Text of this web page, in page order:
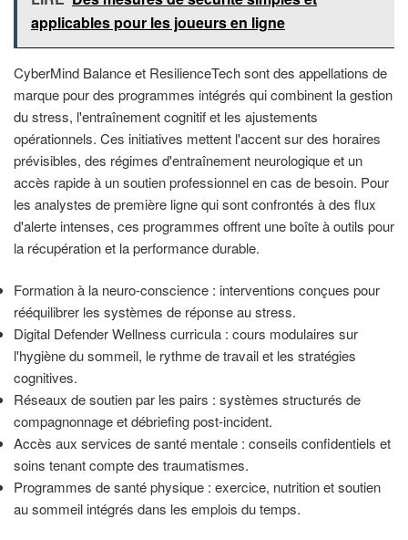
applicables pour les joueurs en ligne
CyberMind Balance et ResilienceTech sont des appellations de
marque pour des programmes intégrés qui combinent la gestion
du stress, l'entraînement cognitif et les ajustements
opérationnels. Ces initiatives mettent l'accent sur des horaires
prévisibles, des régimes d'entraînement neurologique et un
accès rapide à un soutien professionnel en cas de besoin. Pour
les analystes de première ligne qui sont confrontés à des flux
d'alerte intenses, ces programmes offrent une boîte à outils pour
la récupération et la performance durable.
Formation à la neuro-conscience : interventions conçues pour
rééquilibrer les systèmes de réponse au stress.
Digital Defender Wellness curricula : cours modulaires sur
l'hygiène du sommeil, le rythme de travail et les stratégies
cognitives.
Réseaux de soutien par les pairs : systèmes structurés de
compagnonnage et débriefing post-incident.
Accès aux services de santé mentale : conseils confidentiels et
soins tenant compte des traumatismes.
Programmes de santé physique : exercice, nutrition et soutien
au sommeil intégrés dans les emplois du temps.